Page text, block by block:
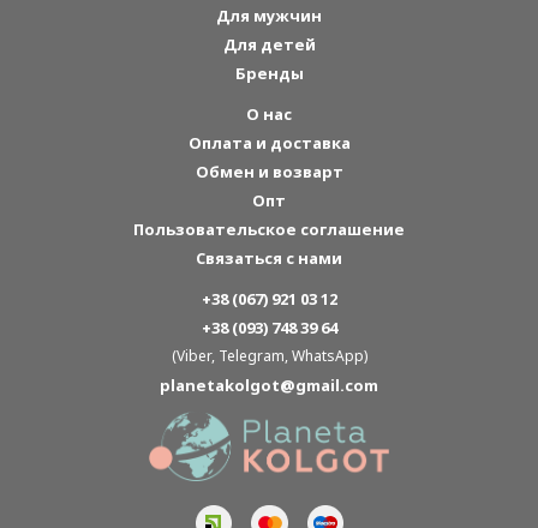
Для мужчин
Для детей
Бренды
О нас
Оплата и доставка
Обмен и возварт
Опт
Пользовательское соглашение
Связаться с нами
+38 (067) 921 03 12
+38 (093) 748 39 64
(Viber, Telegram, WhatsApp)
planetakolgot@gmail.com